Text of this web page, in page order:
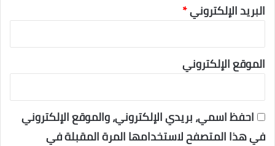
البريد الإلكتروني*
الموقع الإلكتروني
احفظ اسمي، بريدي الإلكتروني، والموقع الإلكتروني
في هذا المتصفح لاستخدامها المرة المقبلة في